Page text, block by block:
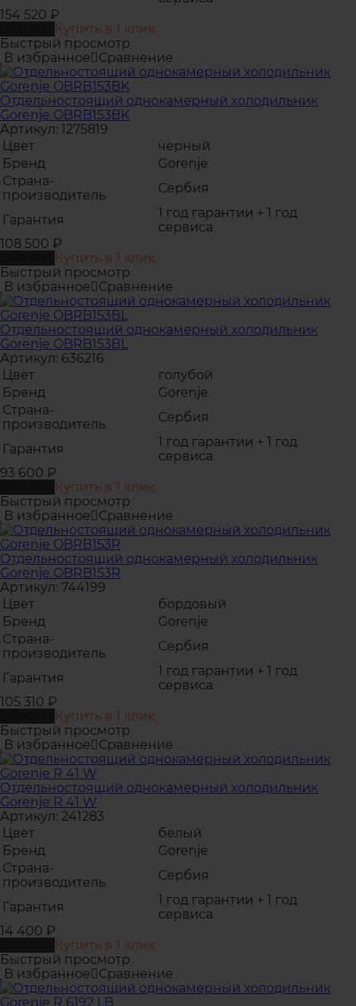
154 520 ₽
Купить в 1 клик
Быстрый просмотр
В избранное
Сравнение
Отдельностоящий однокамерный холодильник
Gorenje OBRB153BK
Артикул: 1275819
Цвет
черный
Бренд
Gorenje
Страна-
производитель
Сербия
Гарантия
1 год гарантии + 1 год
сервиса
108 500 ₽
Купить в 1 клик
Быстрый просмотр
В избранное
Сравнение
Отдельностоящий однокамерный холодильник
Gorenje OBRB153BL
Артикул: 636216
Цвет
голубой
Бренд
Gorenje
Страна-
производитель
Сербия
Гарантия
1 год гарантии + 1 год
сервиса
93 600 ₽
Купить в 1 клик
Быстрый просмотр
В избранное
Сравнение
Отдельностоящий однокамерный холодильник
Gorenje OBRB153R
Артикул: 744199
Цвет
бордовый
Бренд
Gorenje
Страна-
производитель
Сербия
Гарантия
1 год гарантии + 1 год
сервиса
105 310 ₽
Купить в 1 клик
Быстрый просмотр
В избранное
Сравнение
Отдельностоящий однокамерный холодильник
Gorenje R 41 W
Артикул: 241283
Цвет
белый
Бренд
Gorenje
Страна-
производитель
Сербия
Гарантия
1 год гарантии + 1 год
сервиса
14 400 ₽
Купить в 1 клик
Быстрый просмотр
В избранное
Сравнение